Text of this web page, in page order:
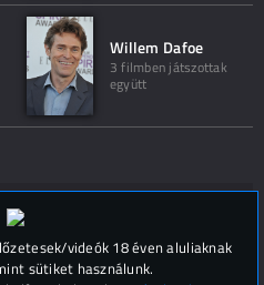
Willem Dafoe
3 filmben játszottak
együtt
(
videók 18 éven aluliaknak
sütiket használunk.